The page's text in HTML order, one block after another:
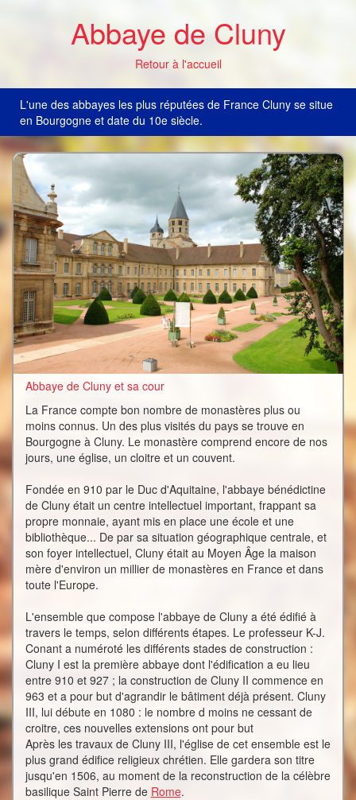
Abbaye de Cluny
Retour à l'accueil
L'une des abbayes les plus réputées de France Cluny se situe
en Bourgogne et date du 10e siècle.
Abbaye de Cluny et sa cour
La France compte bon nombre de monastères plus ou
moins connus. Un des plus visités du pays se trouve en
Bourgogne à Cluny. Le monastère comprend encore de nos
jours, une église, un cloitre et un couvent.
Fondée en 910 par le Duc d'Aquitaine, l'abbaye bénédictine
de Cluny était un centre intellectuel important, frappant sa
propre monnaie, ayant mis en place une école et une
bibliothèque... De par sa situation géographique centrale, et
son foyer intellectuel, Cluny était au Moyen Âge la maison
mère d'environ un millier de monastères en France et dans
toute l'Europe.
L'ensemble que compose l'abbaye de Cluny a été édifié à
travers le temps, selon différents étapes. Le professeur K-J.
Conant a numéroté les différents stades de construction :
Cluny I est la première abbaye dont l'édification a eu lieu
entre 910 et 927 ; la construction de Cluny II commence en
963 et a pour but d'agrandir le bâtiment déjà présent. Cluny
III, lui débute en 1080 : le nombre d moins ne cessant de
croitre, ces nouvelles extensions ont pour but
Après les travaux de Cluny III, l'église de cet ensemble est le
plus grand édifice religieux chrétien. Elle gardera son titre
jusqu'en 1506, au moment de la reconstruction de la célèbre
basilique Saint Pierre de Rome.